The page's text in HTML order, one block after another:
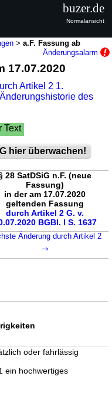
>a.F. Fassung ab
Änderungsalarm
17.07.2020
Artikel 2 1.
Änderungshistorie des
Text
hier überwachen!
28 SatDSiG n.F. (neue
Fassung)
in der am 17.07.2020
geltenden Fassung
durch Artikel 2 G. v.
BGBl. I S. 1637
Änderung durch Artikel 2
→
oder fahrlässig
ein hochwertiges
buzer.de
Normalansicht